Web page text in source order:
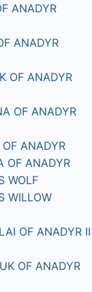
ANADYR
ANADYR
OF ANADYR
OF ANADYR
ANADYR
OF ANADYR
WOLF
WILLOW
OF ANADYR II
OF ANADYR